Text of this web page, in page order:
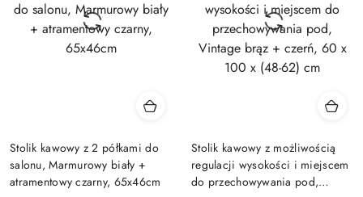
Stolik kawowy z 2 półkami do
salonu, Marmurowy biały +
atramentowy czarny, 65x46cm
Stolik kawowy z możliwością
regulacji wysokości i miejscem
do przechowywania pod,